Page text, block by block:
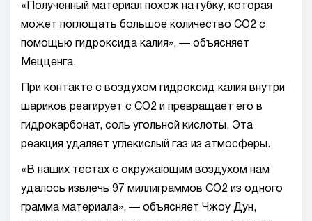
«Полученный материал похож на губку, которая
может поглощать большое количество CO2 с
помощью гидроксида калия», — объясняет
Мецценга.
При контакте с воздухом гидроксид калия внутри
шариков реагирует с CO2 и превращает его в
гидрокарбонат, соль угольной кислоты. Эта
реакция удаляет углекислый газ из атмосферы.
«В наших тестах с окружающим воздухом нам
удалось извлечь 97 миллиграммов CO2 из одного
грамма материала», — объясняет Чжоу Дун,